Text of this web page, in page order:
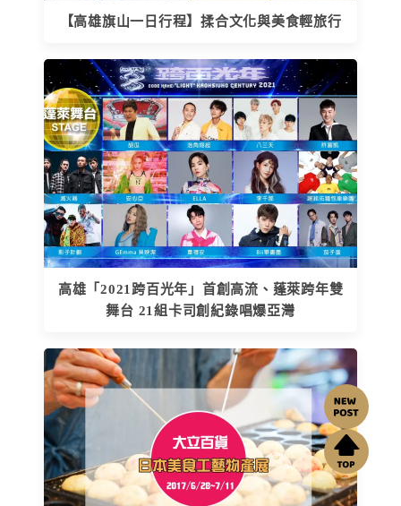
【高雄旗山一日行程】揉合文化與美食輕旅行
高雄「2021跨百光年」首創高流、蓬萊跨年雙
舞台 21組卡司創紀錄唱爆亞灣